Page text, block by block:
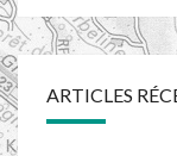
ARTICLES